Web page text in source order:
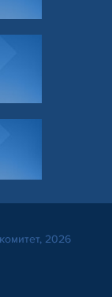
2026